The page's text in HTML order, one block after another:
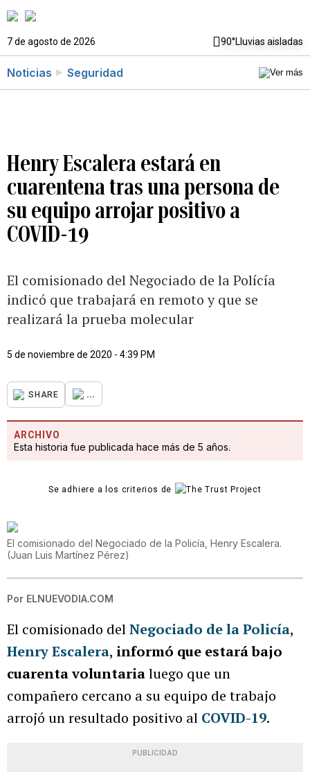
7 de agosto de 2026 90°Lluvias aisladas
Noticias Seguridad
Henry Escalera estará en
cuarentena tras una persona de
su equipo arrojar positivo a
COVID-19
El comisionado del Negociado de la Polícía
indicó que trabajará en remoto y que se
realizará la prueba molecular
5 de noviembre de 2020 - 4:39 PM
SHARE ...
ARCHIVO
Esta historia fue publicada hace más de 5 años.
Se adhiere a los criterios de
El comisionado del Negociado de la Policía, Henry Escalera.
(Juan Luis Martínez Pérez)
Por ELNUEVODIA.COM
El comisionado delNegociado de la Policía,
Henry Escalera, informó que estará bajo
cuarenta voluntarialuego que un
compañero cercano a su equipo de trabajo
arrojó un resultado positivo al COVID-19.
PUBLICIDAD